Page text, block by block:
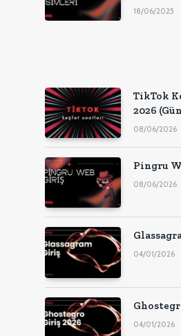
18/06/2025
TikTok
2026
08/06/2026
Pingru
08/06/2026
04/01/2026
04/01/2026